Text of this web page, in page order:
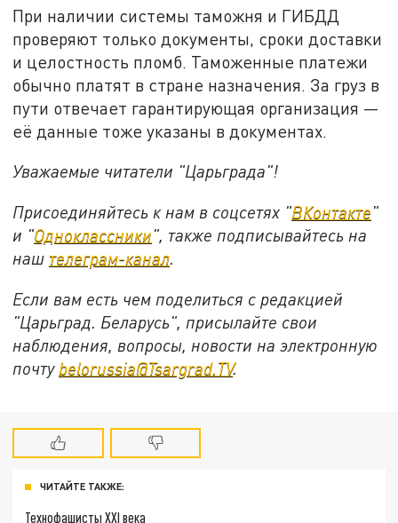
При наличии системы таможня и ГИБДД
проверяют только документы, сроки доставки
и целостность пломб. Таможенные платежи
обычно платят в стране назначения. За груз в
пути отвечает гарантирующая организация —
её данные тоже указаны в документах.
Уважаемые читатели "Царьграда"!
Присоединяйтесь к нам в соцсетях "ВКонтакте"
и "Одноклассники", также подписывайтесь на
наш телеграм-канал.
Если вам есть чем поделиться с редакцией
"Царьград. Беларусь", присылайте свои
наблюдения, вопросы, новости на электронную
почту belorussia@Tsargrad.TV.
ЧИТАЙТЕ ТАКЖЕ:
Технофашисты XXI века